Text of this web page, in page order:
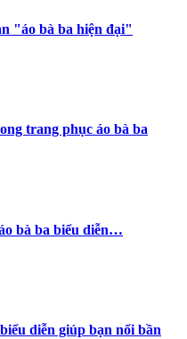
"áo bà ba hiện đại"
trang phục áo bà ba
bà ba biểu diễn…
diễn giúp bạn nổi bần